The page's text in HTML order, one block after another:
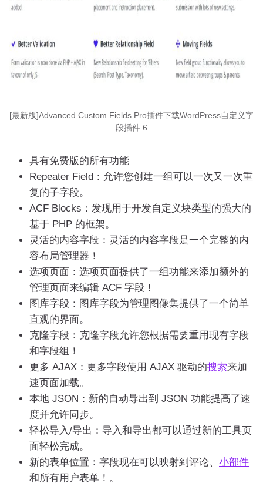
[最新版]Advanced Custom Fields Pro插件下载WordPress自定义字
段插件 6
具有免费版的所有功能
Repeater Field：允许您创建一组可以一次又一次重
复的子字段。
ACF Blocks：发现用于开发自定义块类型的强大的
基于 PHP 的框架。
灵活的内容字段：灵活的内容字段是一个完整的内
容布局管理器！
选项页面：选项页面提供了一组功能来添加额外的
管理页面来编辑 ACF 字段！
图库字段：图库字段为管理图像集提供了一个简单
直观的界面。
克隆字段：克隆字段允许您根据需要重用现有字段
和字段组！
更多 AJAX：更多字段使用 AJAX 驱动的搜索来加
速页面加载。
本地 JSON：新的自动导出到 JSON 功能提高了速
度并允许同步。
轻松导入/导出：导入和导出都可以通过新的工具页
面轻松完成。
新的表单位置：字段现在可以映射到评论、 小部件
和所有用户表单！。